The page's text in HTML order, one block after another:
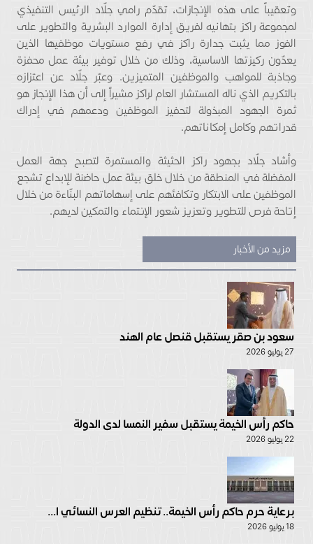
وتعقيباً على هذه الإنجازات، تقدّم رامي جلّاد الرئيس التنفيذي
لمجموعة راكز بتهانيه لفريق إدارة الموارد البشرية والتطوير على
الفوز مما يثبت جدارة راكز في رفع مستويات موظفيها الذين
يعدّون ركيزتها الاساسية، وذلك من خلال توفير بيئة عمل محفزة
وجاذبة للمواهب والموظفين المتميزين. وعبّر جلّاد عن اعتزازه
بالتكريم الذي ناله المستشار العام لراكز مشيراً إلى أن هذا الإنجاز هو
ثمرة الجهود المبذولة لتحفيز الموظفين ودعمهم في إدراك
قدراتهم وكامل إمكاناتهم.
وأشاد جلّاد بجهود راكز الحثيثة والمستمرة لتصبح جهة العمل
المفضلة في المنطقة من خلال خلق بيئة عمل حاضنة للإبداع تشجع
الموظفين على الابتكار وتكافئهم على إسهاماتهم البنّاءة من خلال
إتاحة فرص للتطوير وتعزيز شعور الإنتماء والتمكين لديهم.
مزيد من الأخبار
سعود بن صقر يستقبل قنصل عام الهند
27 يوليو 2026
حاكم رأس الخيمة يستقبل سفير النمسا لدى الدولة
22 يوليو 2026
برعاية حرم حاكم رأس الخيمة.. تنظيم العرس النسائي ا...
18 يوليو 2026